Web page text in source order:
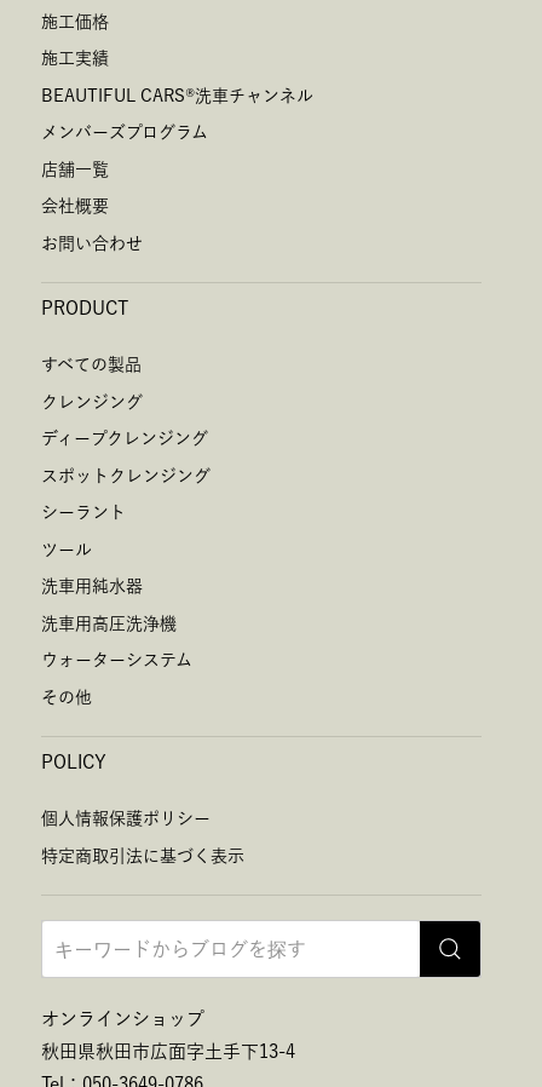
施工価格
施工実績
BEAUTIFUL CARS®洗車チャンネル
メンバーズプログラム
店舗一覧
会社概要
お問い合わせ
PRODUCT
すべての製品
クレンジング
ディープクレンジング
スポットクレンジング
シーラント
ツール
洗車用純水器
洗車用高圧洗浄機
ウォーターシステム
その他
POLICY
個人情報保護ポリシー
特定商取引法に基づく表示
オンラインショップ
秋田県秋田市広面字土手下13-4